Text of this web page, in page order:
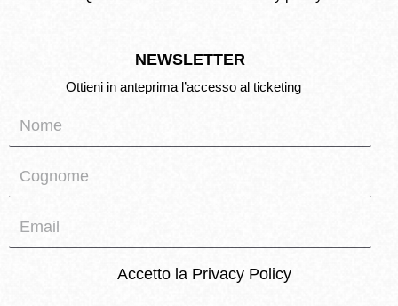
NEWSLETTER
Ottieni in anteprima l’accesso al ticketing
Accetto la Privacy Policy